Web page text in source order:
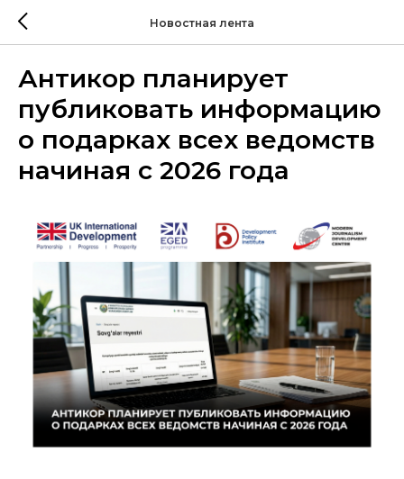
Новостная лента
Антикор планирует
публиковать информацию
о подарках всех ведомств
начиная с 2026 года